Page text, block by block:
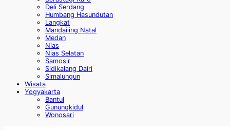
Deli Serdang
Humbang Hasundutan
Langkat
Mandailing Natal
Medan
Nias
Nias Selatan
Samosir
Sidikalang Dairi
Simalungun
Wisata
Yogyakarta
Bantul
Gunungkidul
Wonosari